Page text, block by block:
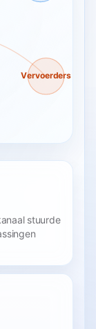
Vervoerders
stuurde